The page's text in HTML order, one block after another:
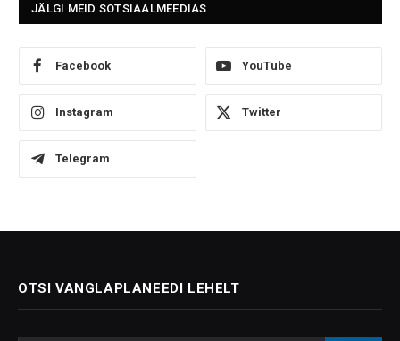
JÄLGI MEID SOTSIAALMEEDIAS
Facebook YouTube
Instagram Twitter
Telegram
OTSI VANGLAPLANEEDI LEHELT